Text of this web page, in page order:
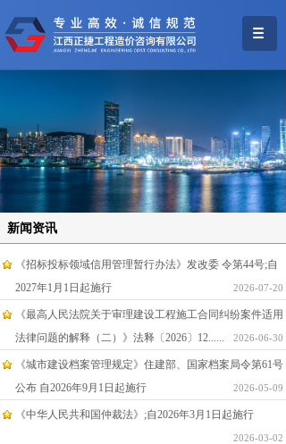
新闻资讯
《招标投标领域信用管理暂行办法》发改委 令第44号;自
2027年1月1日起施行
2026-07-20
《最高人民法院关于审理建设工程施工合同纠纷案件适用
法律问题的解释（二）》法释〔2026〕12......
2026-06-30
《城市建设档案管理规定》住建部、国家档案局令第61号
公布 自2026年9月1日起施行
2026-05-09
《中华人民共和国仲裁法》;自2026年3月1日起施行
2026-03-02